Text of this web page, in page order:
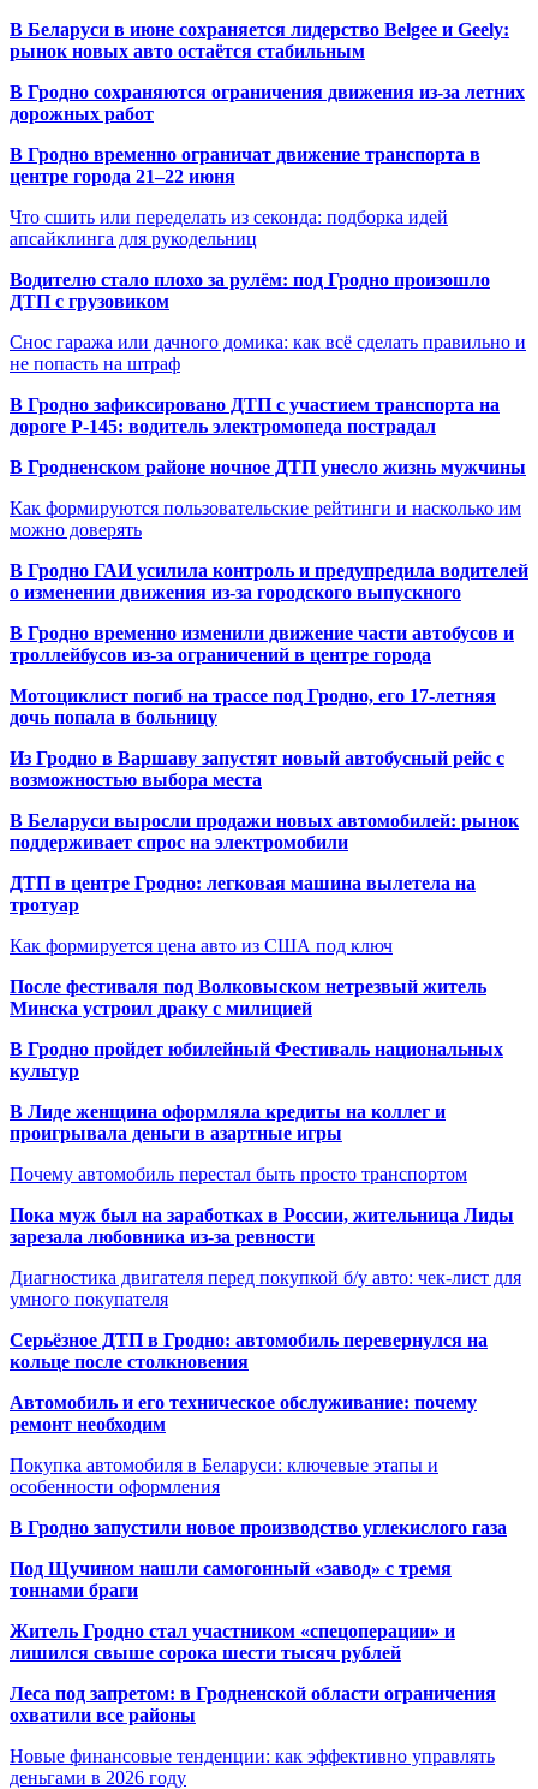
В Беларуси в июне сохраняется лидерство Belgee и Geely:
рынок новых авто остаётся стабильным
В Гродно сохраняются ограничения движения из-за летних
дорожных работ
В Гродно временно ограничат движение транспорта в
центре города 21–22 июня
Что сшить или переделать из секонда: подборка идей
апсайклинга для рукодельниц
Водителю стало плохо за рулём: под Гродно произошло
ДТП с грузовиком
Снос гаража или дачного домика: как всё сделать правильно и
не попасть на штраф
В Гродно зафиксировано ДТП с участием транспорта на
дороге Р-145: водитель электромопеда пострадал
В Гродненском районе ночное ДТП унесло жизнь мужчины
Как формируются пользовательские рейтинги и насколько им
можно доверять
В Гродно ГАИ усилила контроль и предупредила водителей
о изменении движения из-за городского выпускного
В Гродно временно изменили движение части автобусов и
троллейбусов из-за ограничений в центре города
Мотоциклист погиб на трассе под Гродно, его 17-летняя
дочь попала в больницу
Из Гродно в Варшаву запустят новый автобусный рейс с
возможностью выбора места
В Беларуси выросли продажи новых автомобилей: рынок
поддерживает спрос на электромобили
ДТП в центре Гродно: легковая машина вылетела на
тротуар
Как формируется цена авто из США под ключ
После фестиваля под Волковыском нетрезвый житель
Минска устроил драку с милицией
В Гродно пройдет юбилейный Фестиваль национальных
культур
В Лиде женщина оформляла кредиты на коллег и
проигрывала деньги в азартные игры
Почему автомобиль перестал быть просто транспортом
Пока муж был на заработках в России, жительница Лиды
зарезала любовника из-за ревности
Диагностика двигателя перед покупкой б/у авто: чек-лист для
умного покупателя
Серьёзное ДТП в Гродно: автомобиль перевернулся на
кольце после столкновения
Автомобиль и его техническое обслуживание: почему
ремонт необходим
Покупка автомобиля в Беларуси: ключевые этапы и
особенности оформления
В Гродно запустили новое производство углекислого газа
Под Щучином нашли самогонный «завод» с тремя
тоннами браги
Житель Гродно стал участником «спецоперации» и
лишился свыше сорока шести тысяч рублей
Леса под запретом: в Гродненской области ограничения
охватили все районы
Новые финансовые тенденции: как эффективно управлять
деньгами в 2026 году